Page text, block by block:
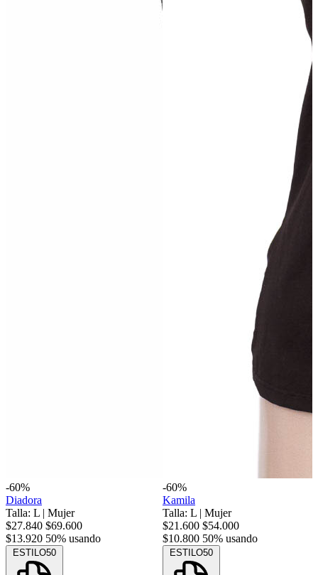
-60%
Diadora
Talla: L | Mujer
$27.840 $69.600
$13.920 50% usando
ESTILO50
-60%
Kamila
Talla: L | Mujer
$21.600 $54.000
$10.800 50% usando
ESTILO50